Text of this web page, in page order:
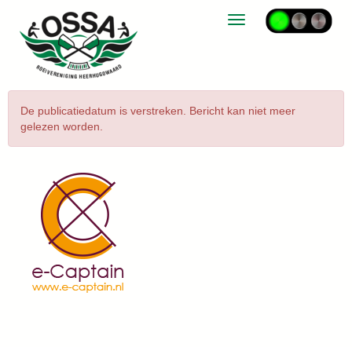
Toggle navigation
De publicatiedatum is verstreken. Bericht kan niet meer
gelezen worden.